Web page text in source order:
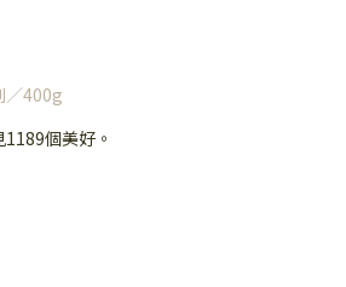
400g
個美好。